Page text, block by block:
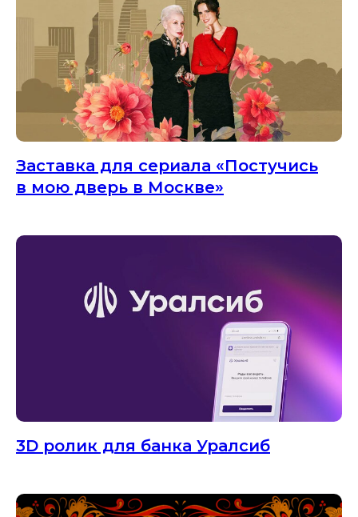
Заставка для сериала «Постучись
в мою дверь в Москве»
3D ролик для банка Уралсиб